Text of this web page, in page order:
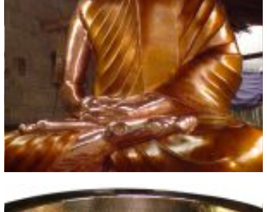
Statue Tembaga Kuningan